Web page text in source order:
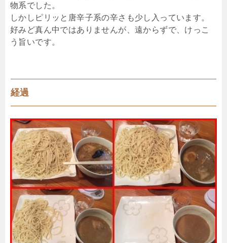
物系でした。
しかしピリッと唐辛子系の辛さも少し入っています。
好みど真ん中ではありませんが、遠からずで、けっこ
う旨いです。
経過